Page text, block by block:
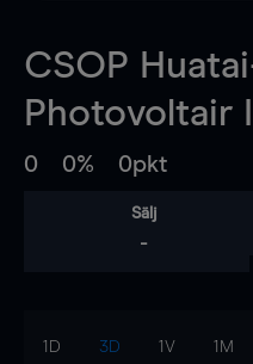
CSOP
Photovoltair
0 0% 0pkt
Sälj
-
1D 3D 1V 1M